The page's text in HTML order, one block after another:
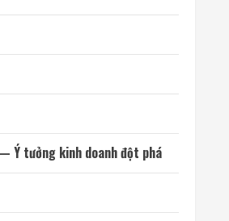
Ý tưởng kinh doanh đột phá